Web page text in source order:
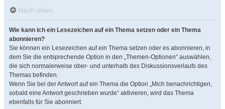
Nach oben
Wie kann ich ein Lesezeichen auf ein Thema setzen oder ein Thema
abonnieren?
Sie können ein Lesezeichen auf ein Thema setzen oder es abonnieren, in
dem Sie die entsprechende Option in den „Themen-Optionen“ auswählen,
die sich normalerweise ober- und unterhalb des Diskussionsverlaufs des
Themas befinden.
Wenn Sie bei der Antwort auf ein Thema die Option „Mich benachrichtigen,
sobald eine Antwort geschrieben wurde“ aktivieren, wird das Thema
ebenfalls für Sie abonniert.